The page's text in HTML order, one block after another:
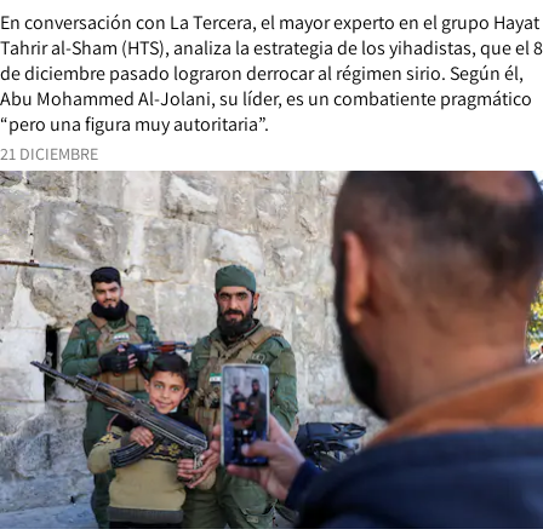
21 DICIEMBRE
En conversación con La Tercera, el mayor experto en el grupo Hayat
Tahrir al-Sham (HTS), analiza la estrategia de los yihadistas, que el 8
de diciembre pasado lograron derrocar al régimen sirio. Según él,
Abu Mohammed Al-Jolani, su líder, es un combatiente pragmático
“pero una figura muy autoritaria”.